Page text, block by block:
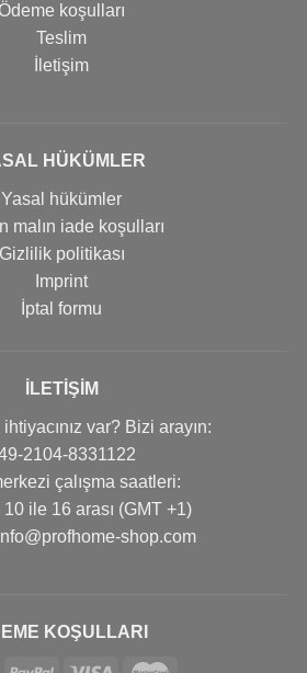
koşulları
Teslim
İletişim
HÜKÜMLER
Yasal hükümler
malın iade koşulları
Gizlilik politikası
Imprint
İptal formu
İLETIŞIM
ihtiyacınız var? Bizi arayın:
2104-8331122
çalışma saatleri:
10 ile 16 arası (GMT +1)
shop.com
KOŞULLARI